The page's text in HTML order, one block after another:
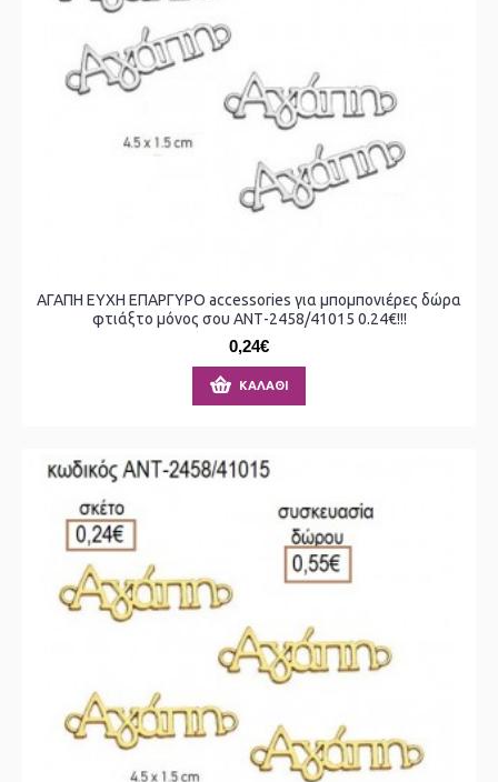
ΑΓΑΠΗ ΕΥΧΗ ΕΠΑΡΓΥΡΟ accessories για μπομπονιέρες δώρα
φτιάξτο μόνος σου ΑΝΤ-2458/41015 0.24€!!!
0,24€
ΚΑΛΆΘΙ